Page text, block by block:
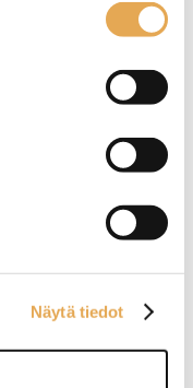
Näytä tiedot
Primax
PK-DME107-HS
8,5kW / 400V